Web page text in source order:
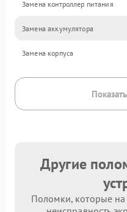
Замена контроллер питания
Замена аккумулятора
Замена корпуса
Другие
Поломки, которые